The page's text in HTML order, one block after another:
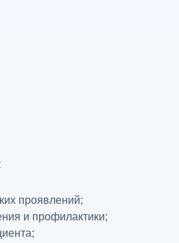
проявлений;
и профилактики;